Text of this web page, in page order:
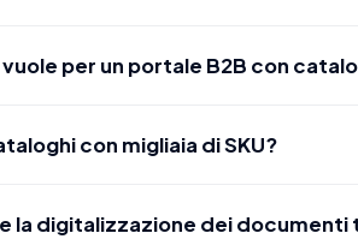
per un portale B2B con
con migliaia di SKU?
la digitalizzazione dei documenti